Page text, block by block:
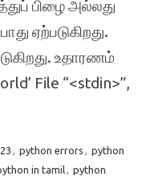
பிழை அல்லது
ஏற்படுகிறது.
உதாரணம்
File “<stdin>”,
, python errors , python
in tamil, python